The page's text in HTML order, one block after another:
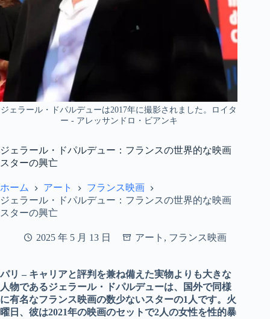
ジェラール・ドパルデューは2017年に撮影されました。ロイタ
ー - アレッサンドロ・ビアンキ
ジェラール・ドパルデュー：フランスの世界的な映画
スターの興亡
ホーム アート
フランス映画
ジェラール・ドパルデュー：フランスの世界的な映画
スターの興亡
2025 年 5 月 13 日 アート , フランス映画
パリ – キャリアと評判を兼ね備えた実物よりも大きな
人物であるジェラール・ドパルデューは、国外で同様
に有名なフランス映画の数少ないスターの1人です。火
曜日、彼は2021年の映画のセットで2人の女性を性的暴